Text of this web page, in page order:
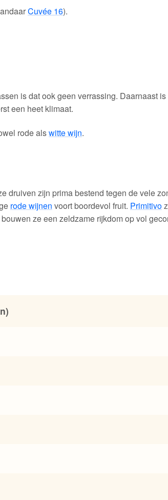
Cuvée 16).
is dat ook geen verrassing. Daarnaast
een heet klimaat.
rode alswitte wijn.
druiven zijn prima bestend tegen de vele
rode wijnen voort boordevol fruit. Primitivo
ze een zeldzame rijkdom op vol